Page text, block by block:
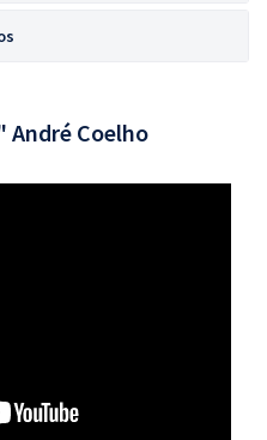
André Coelho